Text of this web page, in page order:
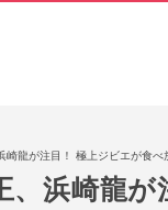
崎龍が注目！ 極上ジビエが食べ
、浜崎龍